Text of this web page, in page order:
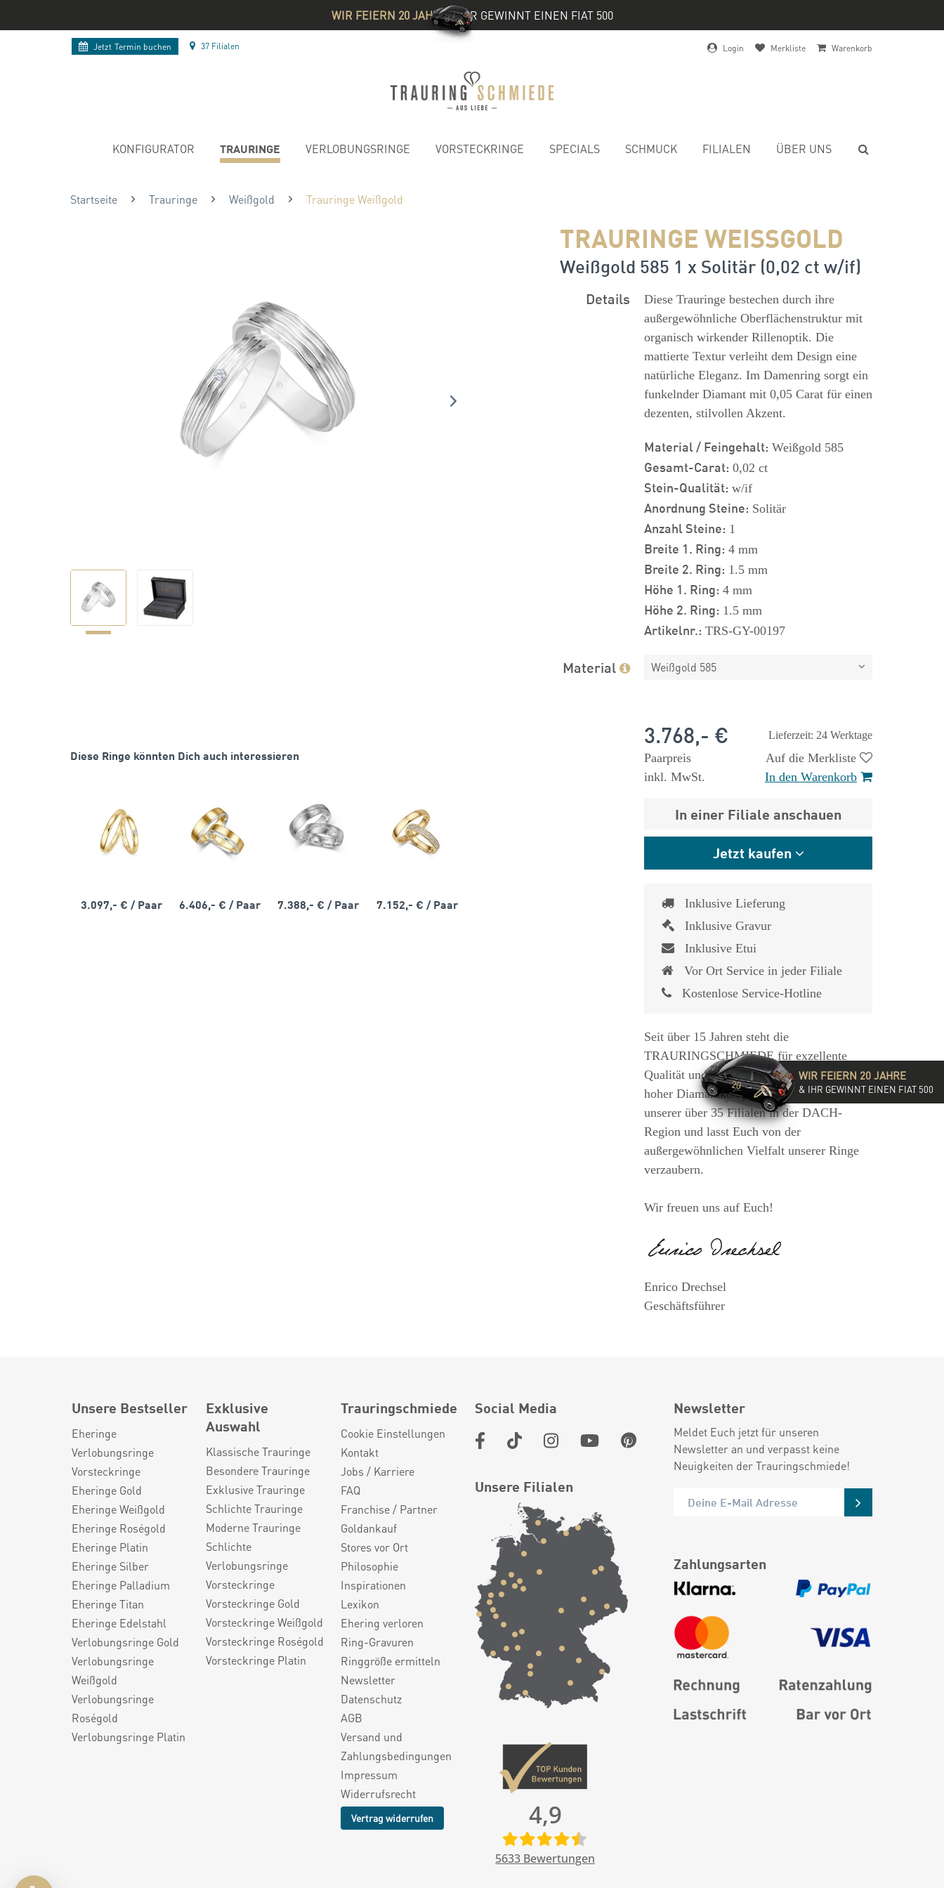
WIR FEIERN 20 JAHRE& IHR GEWINNT EINEN FIAT 500
Jetzt Termin buchen 37 Filialen Login Merkliste Warenkorb
KONFIGURATOR TRAURINGE VERLOBUNGSRINGE VORSTECKRINGE SPECIALS SCHMUCK FILIALEN ÜBER UNS
Startseite Trauringe Weißgold Trauringe Weißgold
TRAURINGE WEISSGOLD
Weißgold 585 1 x Solitär (0,02 ct w/if)
Diese Ringe könnten Dich auch interessieren
3.097,- € / Paar 6.406,- €/ Paar 7.388,- €/ Paar 7.152,- € / Paar
Details
Diese Trauringe bestechen durch ihre
außergewöhnliche Oberflächenstruktur mit
organisch wirkender Rillenoptik. Die
mattierte Textur verleiht dem Design eine
natürliche Eleganz. Im Damenring sorgt ein
funkelnder Diamant mit 0,05 Carat für einen
dezenten, stilvollen Akzent.
Material / Feingehalt: Weißgold 585
Gesamt-Carat: 0,02 ct
Stein-Qualität: w/if
Anordnung Steine: Solitär
Anzahl Steine: 1
Breite 1. Ring: 4 mm
Breite 2. Ring: 1.5 mm
Höhe 1. Ring: 4 mm
Höhe 2. Ring: 1.5 mm
Artikelnr.: TRS-GY-00197
Material Weißgold 585
Lieferzeit: 24 Werktage
3.768,- €
Paarpreis
inkl. MwSt.
Auf die Merkliste
In den Warenkorb
In einer Filiale anschauen
Jetzt kaufen
Inklusive Lieferung
Inklusive Gravur
Inklusive Etui
Vor Ort Service in jeder Filiale
Kostenlose Service-Hotline
Seit über 15 Jahren steht die
TRAURINGSCHMIEDE für exzellente
Qualität und hochwertige Beratung mit
hoher Diamantkompetenz. Besucht eine
unserer über 35 Filialen in der DACH-
Region und lasst Euch von der
außergewöhnlichen Vielfalt unserer Ringe
verzaubern.
Wir freuen uns auf Euch!
Enrico Drechsel
Geschäftsführer
Unsere Bestseller
Eheringe
Verlobungsringe
Vorsteckringe
Eheringe Gold
Eheringe Weißgold
Eheringe Roségold
Eheringe Platin
Eheringe Silber
Eheringe Palladium
Eheringe Titan
Eheringe Edelstahl
Verlobungsringe Gold
Verlobungsringe
Weißgold
Verlobungsringe
Roségold
Verlobungsringe Platin
Exklusive
Auswahl
Klassische Trauringe
Besondere Trauringe
Exklusive Trauringe
Schlichte Trauringe
Moderne Trauringe
Schlichte
Verlobungsringe
Vorsteckringe
Vorsteckringe Gold
Vorsteckringe Weißgold
Vorsteckringe Roségold
Vorsteckringe Platin
Trauringschmiede
Cookie Einstellungen
Kontakt
Jobs / Karriere
FAQ
Franchise / Partner
Goldankauf
Stores vor Ort
Philosophie
Inspirationen
Lexikon
Ehering verloren
Ring-Gravuren
Ringgröße ermitteln
Newsletter
Datenschutz
AGB
Versand und
Zahlungsbedingungen
Impressum
Widerrufsrecht
Vertrag widerrufen
Social Media
Unsere Filialen
4,9
5633 Bewertungen
Newsletter
Meldet Euch jetzt für unseren
Newsletter an und verpasst keine
Neuigkeiten der Trauringschmiede!
Zahlungsarten
WIR FEIERN 20 JAHRE
& IHR GEWINNT EINEN FIAT 500